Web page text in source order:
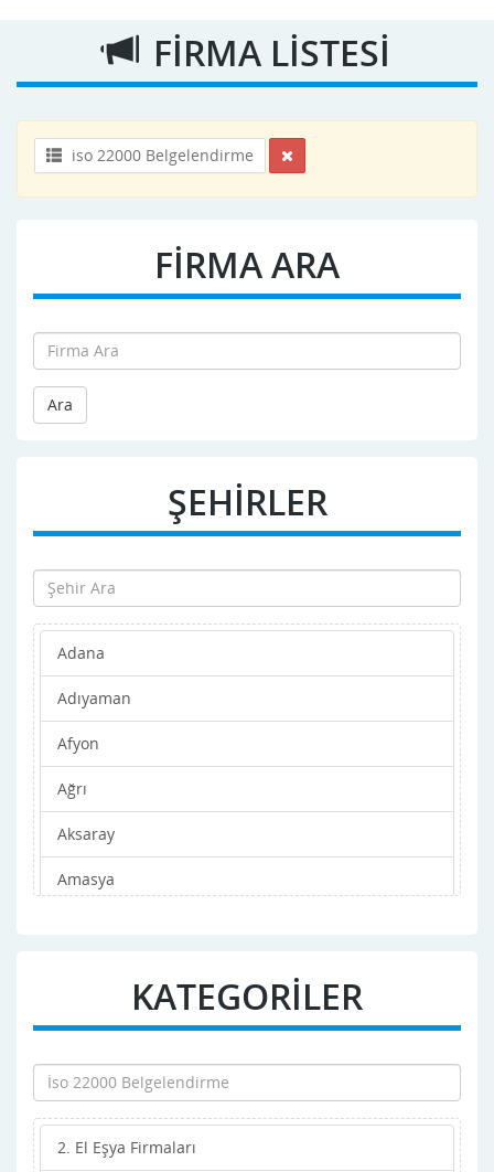
FİRMA LİSTESİ
iso 22000 Belgelendirme
FİRMA ARA
Ara
ŞEHİRLER
Adana
Adıyaman
Afyon
Ağrı
Aksaray
Amasya
Artvin
Aydın
Balıkesir
KATEGORİLER
2. El Eşya Firmaları